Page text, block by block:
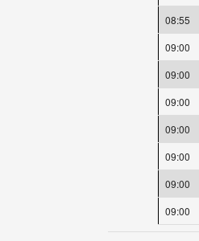
08:55
09:00
09:00
09:00
09:00
09:00
09:00
09:00